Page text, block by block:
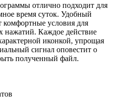
отлично подходит для
время суток. Удобный
комфортные условия для
нажатий. Каждое действие
иконкой, упрощая
сигнал оповестит о
полученный файл.